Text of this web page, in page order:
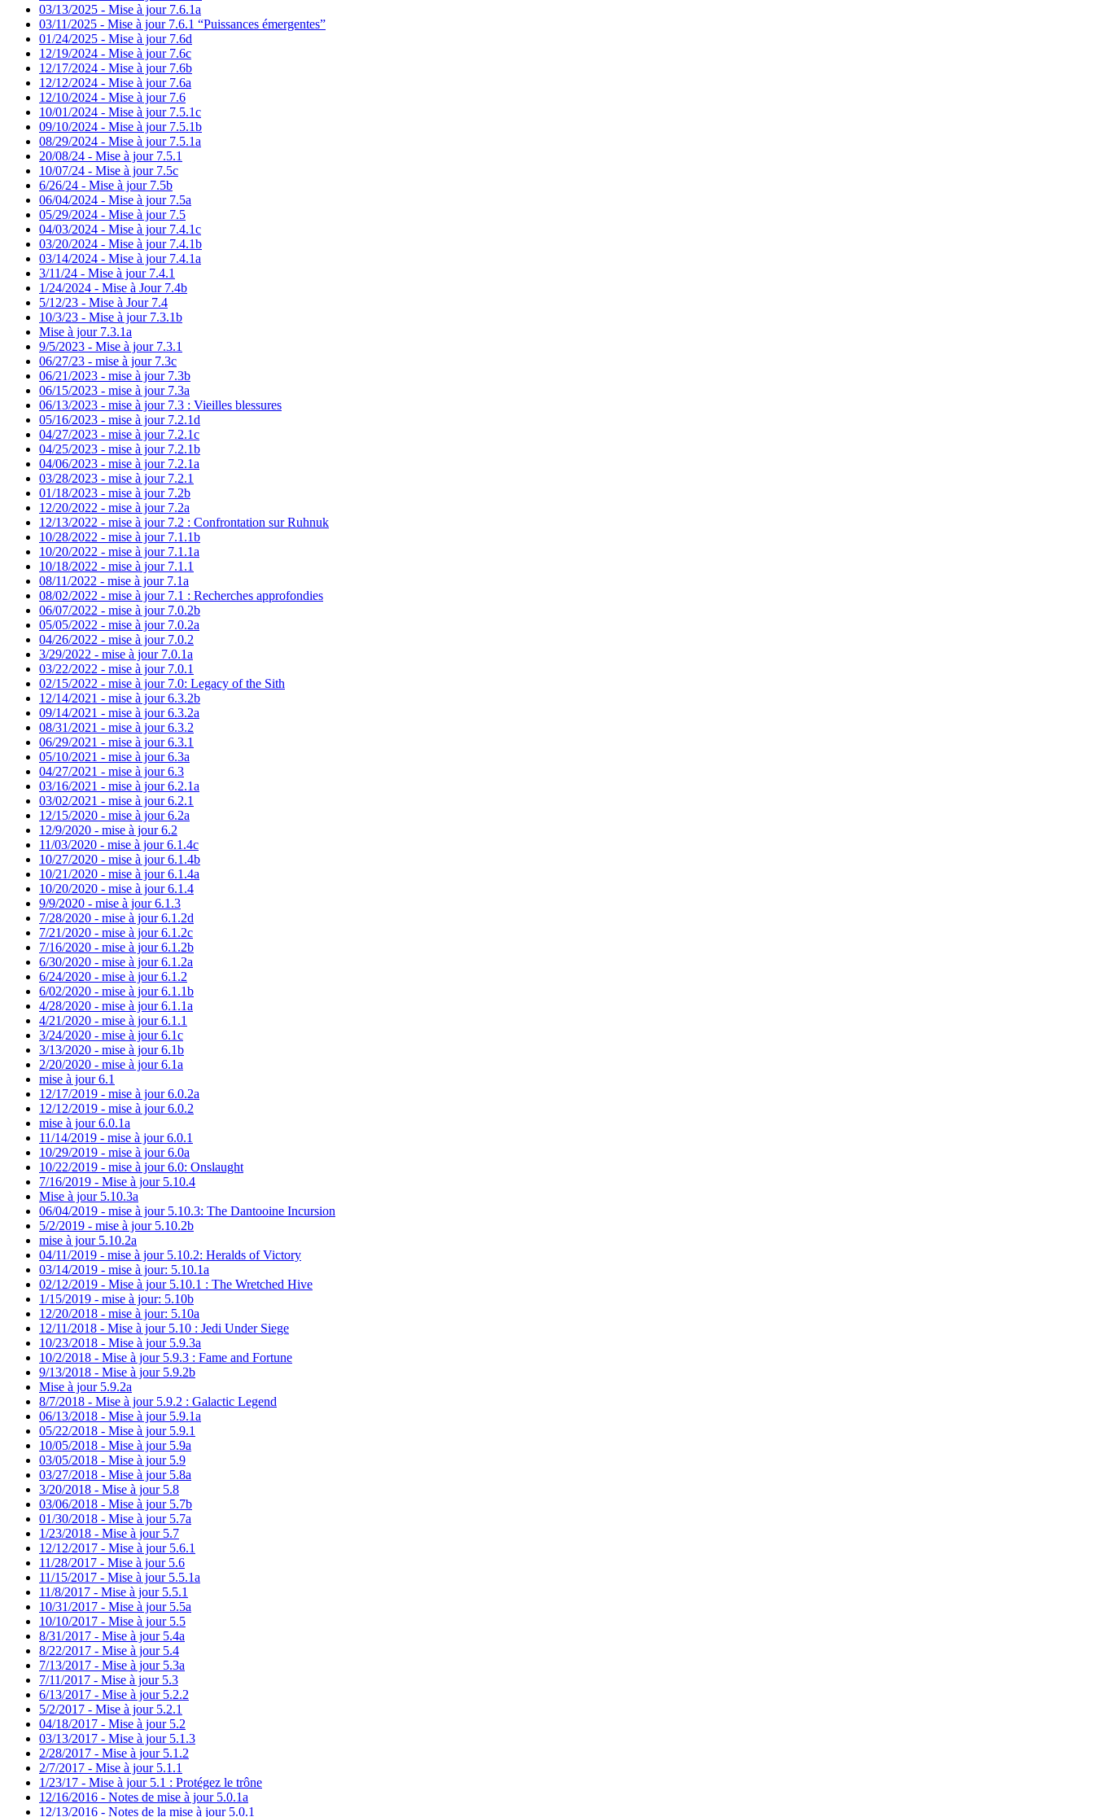
03/13/2025 - Mise à jour 7.6.1a
03/11/2025 - Mise à jour 7.6.1 “Puissances émergentes”
01/24/2025 - Mise à jour 7.6d
12/19/2024 - Mise à jour 7.6c
12/17/2024 - Mise à jour 7.6b
12/12/2024 - Mise à jour 7.6a
12/10/2024 - Mise à jour 7.6
10/01/2024 - Mise à jour 7.5.1c
09/10/2024 - Mise à jour 7.5.1b
08/29/2024 - Mise à jour 7.5.1a
20/08/24 - Mise à jour 7.5.1
10/07/24 - Mise à jour 7.5c
6/26/24 - Mise à jour 7.5b
06/04/2024 - Mise à jour 7.5a
05/29/2024 - Mise à jour 7.5
04/03/2024 - Mise à jour 7.4.1c
03/20/2024 - Mise à jour 7.4.1b
03/14/2024 - Mise à jour 7.4.1a
3/11/24 - Mise à jour 7.4.1
1/24/2024 - Mise à Jour 7.4b
5/12/23 - Mise à Jour 7.4
10/3/23 - Mise à jour 7.3.1b
Mise à jour 7.3.1a
9/5/2023 - Mise à jour 7.3.1
06/27/23 - mise à jour 7.3c
06/21/2023 - mise à jour 7.3b
06/15/2023 - mise à jour 7.3a
06/13/2023 - mise à jour 7.3 : Vieilles blessures
05/16/2023 - mise à jour 7.2.1d
04/27/2023 - mise à jour 7.2.1c
04/25/2023 - mise à jour 7.2.1b
04/06/2023 - mise à jour 7.2.1a
03/28/2023 - mise à jour 7.2.1
01/18/2023 - mise à jour 7.2b
12/20/2022 - mise à jour 7.2a
12/13/2022 - mise à jour 7.2 : Confrontation sur Ruhnuk
10/28/2022 - mise à jour 7.1.1b
10/20/2022 - mise à jour 7.1.1a
10/18/2022 - mise à jour 7.1.1
08/11/2022 - mise à jour 7.1a
08/02/2022 - mise à jour 7.1 : Recherches approfondies
06/07/2022 - mise à jour 7.0.2b
05/05/2022 - mise à jour 7.0.2a
04/26/2022 - mise à jour 7.0.2
3/29/2022 - mise à jour 7.0.1a
03/22/2022 - mise à jour 7.0.1
02/15/2022 - mise à jour 7.0: Legacy of the Sith
12/14/2021 - mise à jour 6.3.2b
09/14/2021 - mise à jour 6.3.2a
08/31/2021 - mise à jour 6.3.2
06/29/2021 - mise à jour 6.3.1
05/10/2021 - mise à jour 6.3a
04/27/2021 - mise à jour 6.3
03/16/2021 - mise à jour 6.2.1a
03/02/2021 - mise à jour 6.2.1
12/15/2020 - mise à jour 6.2a
12/9/2020 - mise à jour 6.2
11/03/2020 - mise à jour 6.1.4c
10/27/2020 - mise à jour 6.1.4b
10/21/2020 - mise à jour 6.1.4a
10/20/2020 - mise à jour 6.1.4
9/9/2020 - mise à jour 6.1.3
7/28/2020 - mise à jour 6.1.2d
7/21/2020 - mise à jour 6.1.2c
7/16/2020 - mise à jour 6.1.2b
6/30/2020 - mise à jour 6.1.2a
6/24/2020 - mise à jour 6.1.2
6/02/2020 - mise à jour 6.1.1b
4/28/2020 - mise à jour 6.1.1a
4/21/2020 - mise à jour 6.1.1
3/24/2020 - mise à jour 6.1c
3/13/2020 - mise à jour 6.1b
2/20/2020 - mise à jour 6.1a
mise à jour 6.1
12/17/2019 - mise à jour 6.0.2a
12/12/2019 - mise à jour 6.0.2
mise à jour 6.0.1a
11/14/2019 - mise à jour 6.0.1
10/29/2019 - mise à jour 6.0a
10/22/2019 - mise à jour 6.0: Onslaught
7/16/2019 - Mise à jour 5.10.4
Mise à jour 5.10.3a
06/04/2019 - mise à jour 5.10.3: The Dantooine Incursion
5/2/2019 - mise à jour 5.10.2b
mise à jour 5.10.2a
04/11/2019 - mise à jour 5.10.2: Heralds of Victory
03/14/2019 - mise à jour: 5.10.1a
02/12/2019 - Mise à jour 5.10.1 : The Wretched Hive
1/15/2019 - mise à jour: 5.10b
12/20/2018 - mise à jour: 5.10a
12/11/2018 - Mise à jour 5.10 : Jedi Under Siege
10/23/2018 - Mise à jour 5.9.3a
10/2/2018 - Mise à jour 5.9.3 : Fame and Fortune
9/13/2018 - Mise à jour 5.9.2b
Mise à jour 5.9.2a
8/7/2018 - Mise à jour 5.9.2 : Galactic Legend
06/13/2018 - Mise à jour 5.9.1a
05/22/2018 - Mise à jour 5.9.1
10/05/2018 - Mise à jour 5.9a
03/05/2018 - Mise à jour 5.9
03/27/2018 - Mise à jour 5.8a
3/20/2018 - Mise à jour 5.8
03/06/2018 - Mise à jour 5.7b
01/30/2018 - Mise à jour 5.7a
1/23/2018 - Mise à jour 5.7
12/12/2017 - Mise à jour 5.6.1
11/28/2017 - Mise à jour 5.6
11/15/2017 - Mise à jour 5.5.1a
11/8/2017 - Mise à jour 5.5.1
10/31/2017 - Mise à jour 5.5a
10/10/2017 - Mise à jour 5.5
8/31/2017 - Mise à jour 5.4a
8/22/2017 - Mise à jour 5.4
7/13/2017 - Mise à jour 5.3a
7/11/2017 - Mise à jour 5.3
6/13/2017 - Mise à jour 5.2.2
5/2/2017 - Mise à jour 5.2.1
04/18/2017 - Mise à jour 5.2
03/13/2017 - Mise à jour 5.1.3
2/28/2017 - Mise à jour 5.1.2
2/7/2017 - Mise à jour 5.1.1
1/23/17 - Mise à jour 5.1 : Protégez le trône
12/16/2016 - Notes de mise à jour 5.0.1a
12/13/2016 - Notes de la mise à jour 5.0.1